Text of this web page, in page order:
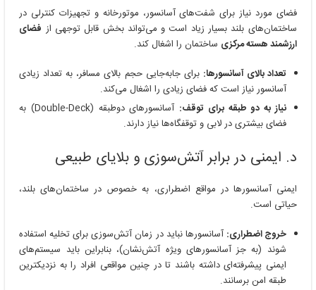
فضای مورد نیاز برای شفت‌های آسانسور، موتورخانه و تجهیزات کنترلی در
ساختمان‌های بلند بسیار زیاد است و می‌تواند بخش قابل توجهی از فضای
ارزشمند هسته مرکزی ساختمان را اشغال کند.
تعداد بالای آسانسورها: برای جابه‌جایی حجم بالای مسافر، به تعداد زیادی
آسانسور نیاز است که فضای زیادی را اشغال می‌کند.
نیاز به دو طبقه برای توقف:
آسانسورهای دوطبقه (Double-Deck) به
فضای بیشتری در لابی و توقفگاه‌ها نیاز دارند.
د. ایمنی در برابر آتش‌سوزی و بلایای طبیعی
ایمنی آسانسورها در مواقع اضطراری، به خصوص در ساختمان‌های بلند،
حیاتی است.
خروج اضطراری: آسانسورها نباید در زمان آتش‌سوزی برای تخلیه استفاده
شوند (به جز آسانسورهای ویژه آتش‌نشان)، بنابراین باید سیستم‌های
ایمنی پیشرفته‌ای داشته باشند تا در چنین مواقعی افراد را به نزدیکترین
طبقه امن برسانند.